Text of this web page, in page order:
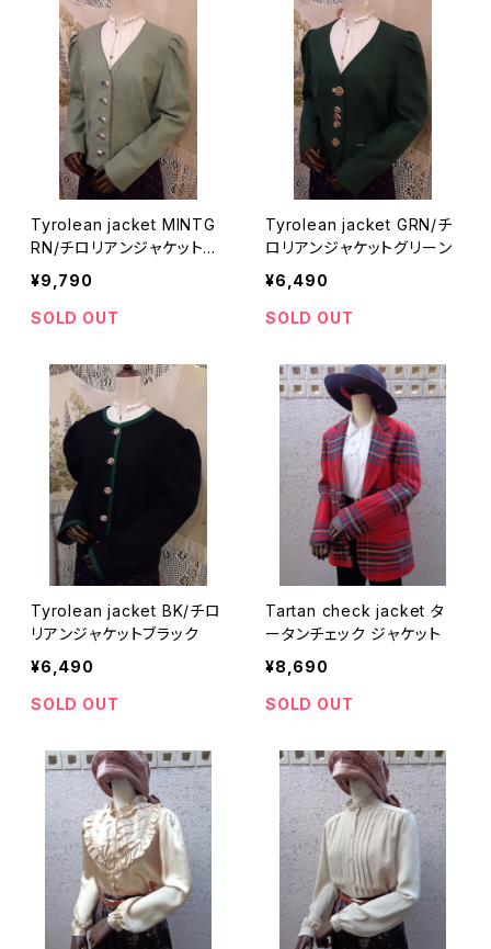
Tyrolean jacket MINTG
RN/チロリアンジャケットミ
ントグリーン
¥9,790
SOLD OUT
Tyrolean jacket GRN/チ
ロリアンジャケットグリーン
¥6,490
SOLD OUT
Tyrolean jacket BK/チロ
リアンジャケットブラック
¥6,490
SOLD OUT
Tartan check jacket タ
ータンチェック ジャケット
¥8,690
SOLD OUT